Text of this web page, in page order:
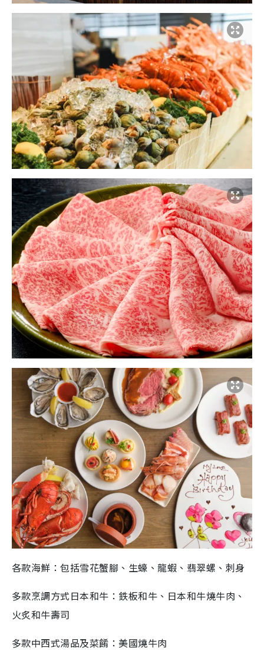
各款海鮮：包括雪花蟹腳、生蠔、龍蝦、翡翠螺、刺身
多款烹調方式日本和牛：鉄板和牛、日本和牛燒牛肉、
火炙和牛壽司
多款中西式湯品及菜餚：美國燒牛肉